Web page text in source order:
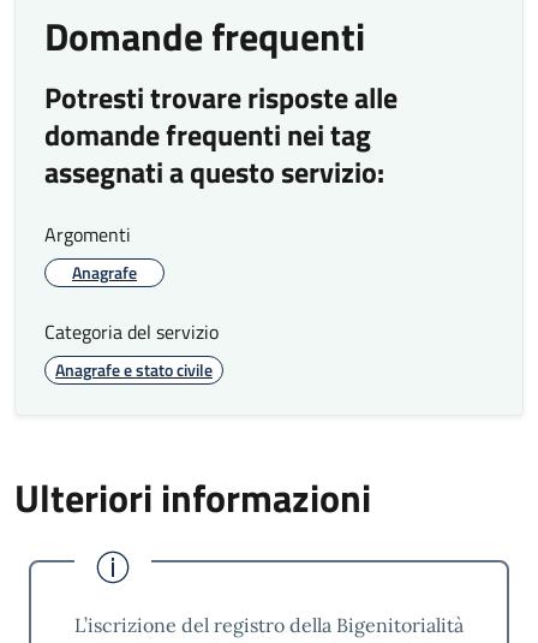
Domande frequenti
Potresti trovare risposte alle
domande frequenti nei tag
assegnati a questo servizio:
Argomenti
Anagrafe
Categoria del servizio
Anagrafe e stato civile
Ulteriori informazioni
L’iscrizione del registro della Bigenitorialità